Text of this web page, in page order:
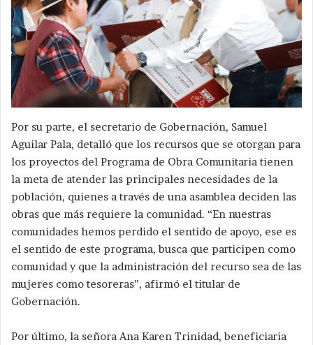
Por su parte, el secretario de Gobernación, Samuel
Aguilar Pala, detalló que los recursos que se otorgan para
los proyectos del Programa de Obra Comunitaria tienen
la meta de atender las principales necesidades de la
población, quienes a través de una asamblea deciden las
obras que más requiere la comunidad. “En nuestras
comunidades hemos perdido el sentido de apoyo, ese es
el sentido de este programa, busca que participen como
comunidad y que la administración del recurso sea de las
mujeres como tesoreras”, afirmó el titular de
Gobernación.
Por último, la señora Ana Karen Trinidad, beneficiaria